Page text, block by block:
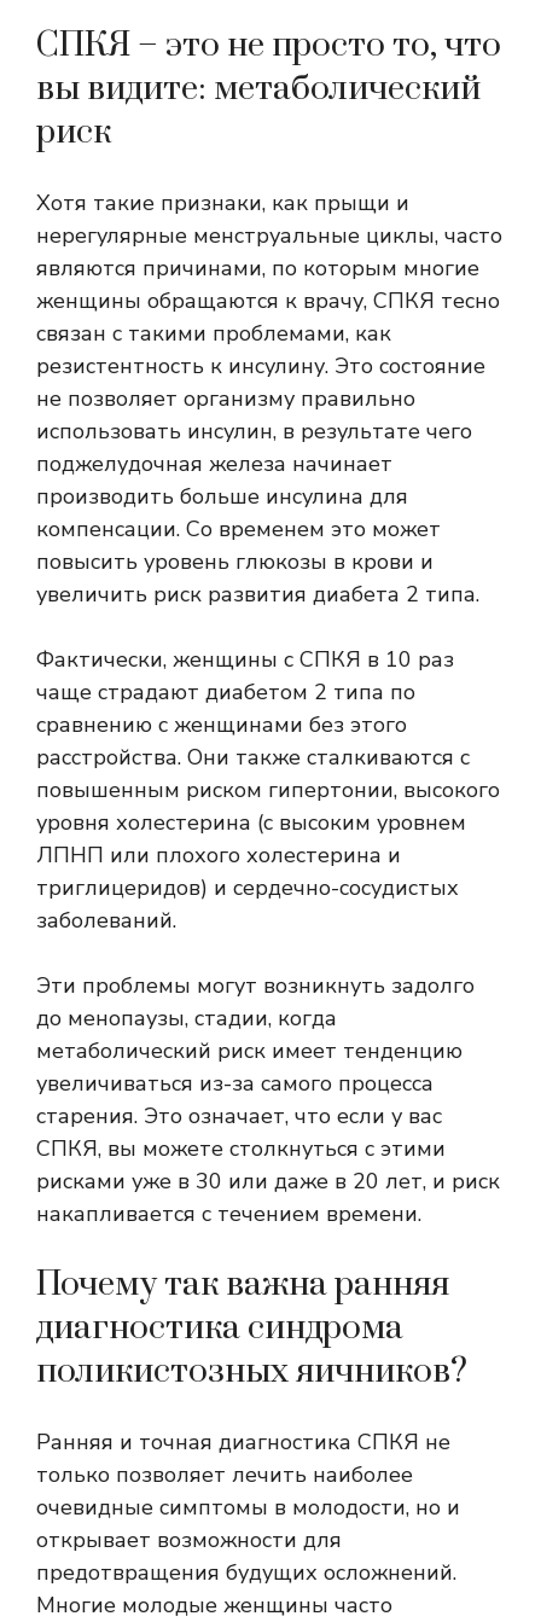
СПКЯ – это не просто то, что
вы видите: метаболический
риск
Хотя такие признаки, как прыщи и
нерегулярные менструальные циклы, часто
являются причинами, по которым многие
женщины обращаются к врачу, СПКЯ тесно
связан с такими проблемами, как
резистентность к инсулину. Это состояние
не позволяет организму правильно
использовать инсулин, в результате чего
поджелудочная железа начинает
производить больше инсулина для
компенсации. Со временем это может
повысить уровень глюкозы в крови и
увеличить риск развития диабета 2 типа.
Фактически, женщины с СПКЯ в 10 раз
чаще страдают диабетом 2 типа по
сравнению с женщинами без этого
расстройства. Они также сталкиваются с
повышенным риском гипертонии, высокого
уровня холестерина (с высоким уровнем
ЛПНП или плохого холестерина и
триглицеридов) и сердечно-сосудистых
заболеваний.
Эти проблемы могут возникнуть задолго
до менопаузы, стадии, когда
метаболический риск имеет тенденцию
увеличиваться из-за самого процесса
старения. Это означает, что если у вас
СПКЯ, вы можете столкнуться с этими
рисками уже в 30 или даже в 20 лет, и риск
накапливается с течением времени.
Почему так важна ранняя
диагностика синдрома
поликистозных яичников?
Ранняя и точная диагностика СПКЯ не
только позволяет лечить наиболее
очевидные симптомы в молодости, но и
открывает возможности для
предотвращения будущих осложнений.
Многие молодые женщины часто